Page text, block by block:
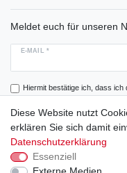
Meldet euch für unseren
E-MAIL *
Hiermit bestätige ich, dass ich
Einwilligung kann ich jederzeit
Diese Website nutzt
erklären Sie sich damit
Datenschutzerklärung
Essenziell